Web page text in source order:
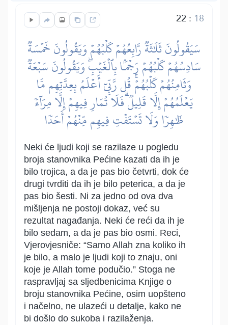
22 : 18
سَيَقُولُونَ ثَلَٰثَةٞ رَّابِعُهُمۡ كَلۡبُهُمۡ وَيَقُولُونَ خَمۡسَةٞ
سَادِسُهُمۡ كَلۡبُهُمۡ رَجۡمَۢا بِٱلۡغَيۡبِۖ وَيَقُولُونَ سَبۡعَةٞ
وَثَامِنُهُمۡ كَلۡبُهُمۡۚ قُل رَّبِّيٓ أَعۡلَمُ بِعِدَّتِهِم مَّا
يَعۡلَمُهُمۡ إِلَّا قَلِيلٞۗ فَلَا تُمَارِ فِيهِمۡ إِلَّا مِرَآءٗ
ظَٰهِرٗا وَلَا تَسۡتَفۡتِ فِيهِم مِّنۡهُمۡ أَحَدٗا
Neki će ljudi koji se razilaze u pogledu
broja stanovnika Pećine kazati da ih je
bilo trojica, a da je pas bio četvrti, dok će
drugi tvrditi da ih je bilo peterica, a da je
pas bio šesti. Ni za jedno od ova dva
mišljenja ne postoji dokaz, već su
rezultat nagađanja. Neki će reći da ih je
bilo sedam, a da je pas bio osmi. Reci,
Vjerovjesniče: “Samo Allah zna koliko ih
je bilo, a malo je ljudi koji to znaju, oni
koje je Allah tome podučio.” Stoga ne
raspravljaj sa sljedbenicima Knjige o
broju stanovnika Pećine, osim uopšteno
i načelno, ne ulazeći u detalje, kako ne
bi došlo do sukoba i razilaženja.